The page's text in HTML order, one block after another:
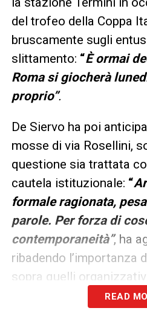
del trofeo della Coppa
bruscamente sugli
slittamento: “È ormai
Roma si giocherà
proprio”.
De Siervo ha poi
mosse di via Rosellini,
questione sia trattata
cautela istituzionale: “
formale ragionata,
parole. Per forza di
contemporaneità”, ha
ribadendo l’importanza
sopra quelli
Il ricorso al TAR e il
READ